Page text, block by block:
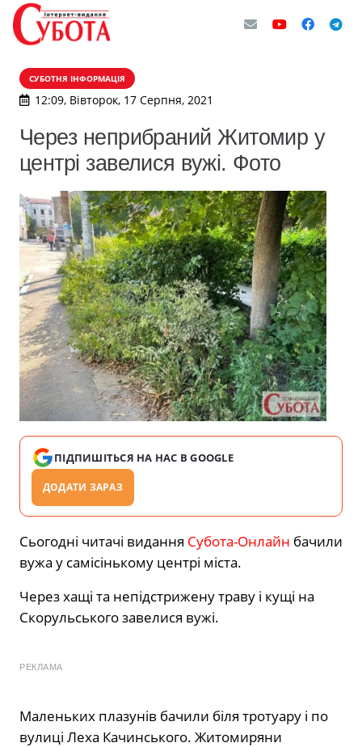
СУБОТНЯ ІНФОРМАЦІЯ
12:09, Вівторок, 17 Серпня, 2021
Через неприбраний Житомир у
центрі завелися вужі. Фото
ПІДПИШІТЬСЯ НА НАС В GOOGLE
ДОДАТИ ЗАРАЗ
Сьогодні читачі видання Субота-Онлайн бачили
вужа у самісінькому центрі міста.
Через хащі та непідстрижену траву і кущі на
Скорульського завелися вужі.
РЕКЛАМА
Маленьких плазунів бачили біля тротуару і по
вулиці Леха Качинського. Житомиряни